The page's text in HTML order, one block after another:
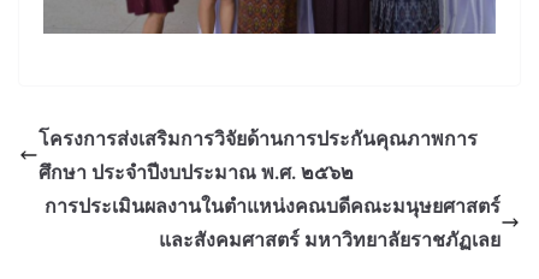
โครงการส่งเสริมการวิจัยด้านการประกันคุณภาพการ
ศึกษา ประจําปีงบประมาณ พ.ศ. ๒๕๖๒
การประเมินผลงานในตำแหน่งคณบดีคณะมนุษยศาสตร์
และสังคมศาสตร์ มหาวิทยาลัยราชภัฏเลย